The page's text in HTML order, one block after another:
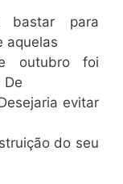
bastar para
aquelas
outubro foi
De
evitar
do seu